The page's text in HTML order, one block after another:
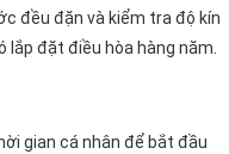
đều đặn và kiểm tra độ kín
lắp đặt điều hòa hàng năm.
gian cá nhân để bắt đầu